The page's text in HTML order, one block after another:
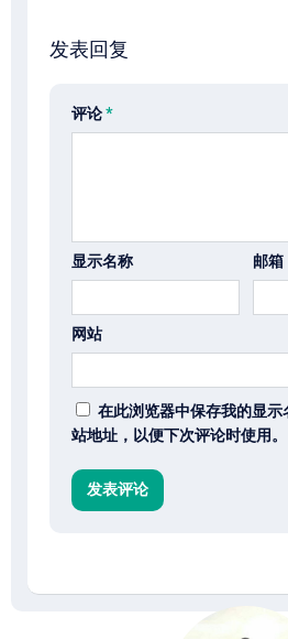
发表回复
评论*
显示名称 邮箱
网站
在此浏览器中保存我的显示
站地址，以便下次评论时使用。